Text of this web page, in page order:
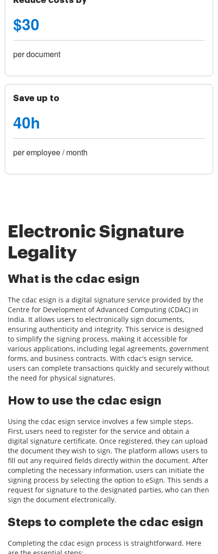
$30
per document
Save up to
40h
per employee / month
Electronic Signature
Legality
What is the cdac esign
The cdac esign is a digital signature service provided by the
Centre for Development of Advanced Computing (CDAC) in
India. It allows users to electronically sign documents,
ensuring authenticity and integrity. This service is designed
to simplify the signing process, making it accessible for
various applications, including legal agreements, government
forms, and business contracts. With cdac's esign service,
users can complete transactions quickly and securely without
the need for physical signatures.
How to use the cdac esign
Using the cdac esign service involves a few simple steps.
First, users need to register for the service and obtain a
digital signature certificate. Once registered, they can upload
the document they wish to sign. The platform allows users to
fill out any required fields directly within the document. After
completing the necessary information, users can initiate the
signing process by selecting the option to eSign. This sends a
request for signature to the designated parties, who can then
sign the document electronically.
Steps to complete the cdac esign
Completing the cdac esign process is straightforward. Here